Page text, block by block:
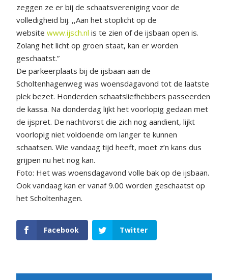
zeggen ze er bij de schaatsvereniging voor de
volledigheid bij. ,,Aan het stoplicht op de
website www.ijsch.nl is te zien of de ijsbaan open is.
Zolang het licht op groen staat, kan er worden
geschaatst.”
De parkeerplaats bij de ijsbaan aan de
Scholtenhagenweg was woensdagavond tot de laatste
plek bezet. Honderden schaatsliefhebbers passeerden
de kassa. Na donderdag lijkt het voorlopig gedaan met
de ijspret. De nachtvorst die zich nog aandient, lijkt
voorlopig niet voldoende om langer te kunnen
schaatsen. Wie vandaag tijd heeft, moet z’n kans dus
grijpen nu het nog kan.
Foto: Het was woensdagavond volle bak op de ijsbaan.
Ook vandaag kan er vanaf 9.00 worden geschaatst op
het Scholtenhagen.
Facebook Twitter